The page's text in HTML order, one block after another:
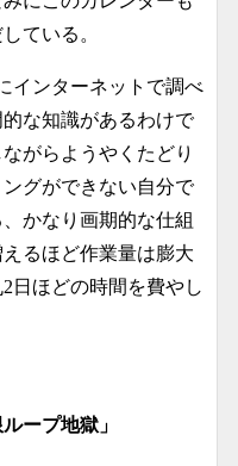
ている。
インターネットで調べ
な知識があるわけで
がらようやくたどり
グができない自分で
かなり画期的な仕組
るほど作業量は膨大
日ほどの時間を費やし
ープ地獄」